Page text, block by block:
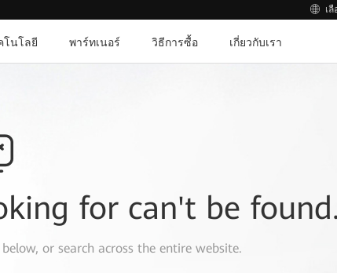
เ
โนโลยี พาร์ทเนอร์ วิธีการซื้อ เกี่ยวกับเรา
for can't be found.
or search across the entire website.